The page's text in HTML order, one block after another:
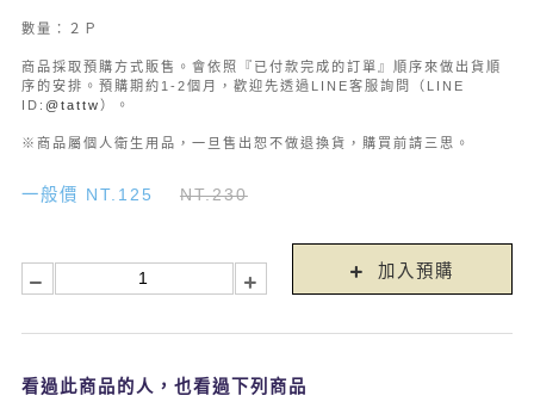
數量：２Ｐ
商品採取預購方式販售。會依照『已付款完成的訂單』順序來做出貨順
序的安排。預購期約1-2個月，歡迎先透過LINE客服詢問（LINE
ID: @tattw ）。
※商品屬個人衛生用品，一旦售出恕不做退換貨，購買前請三思。​​​​​​​
一般價 NT.125 NT.230
加入預購
看過此商品的人，也看過下列商品